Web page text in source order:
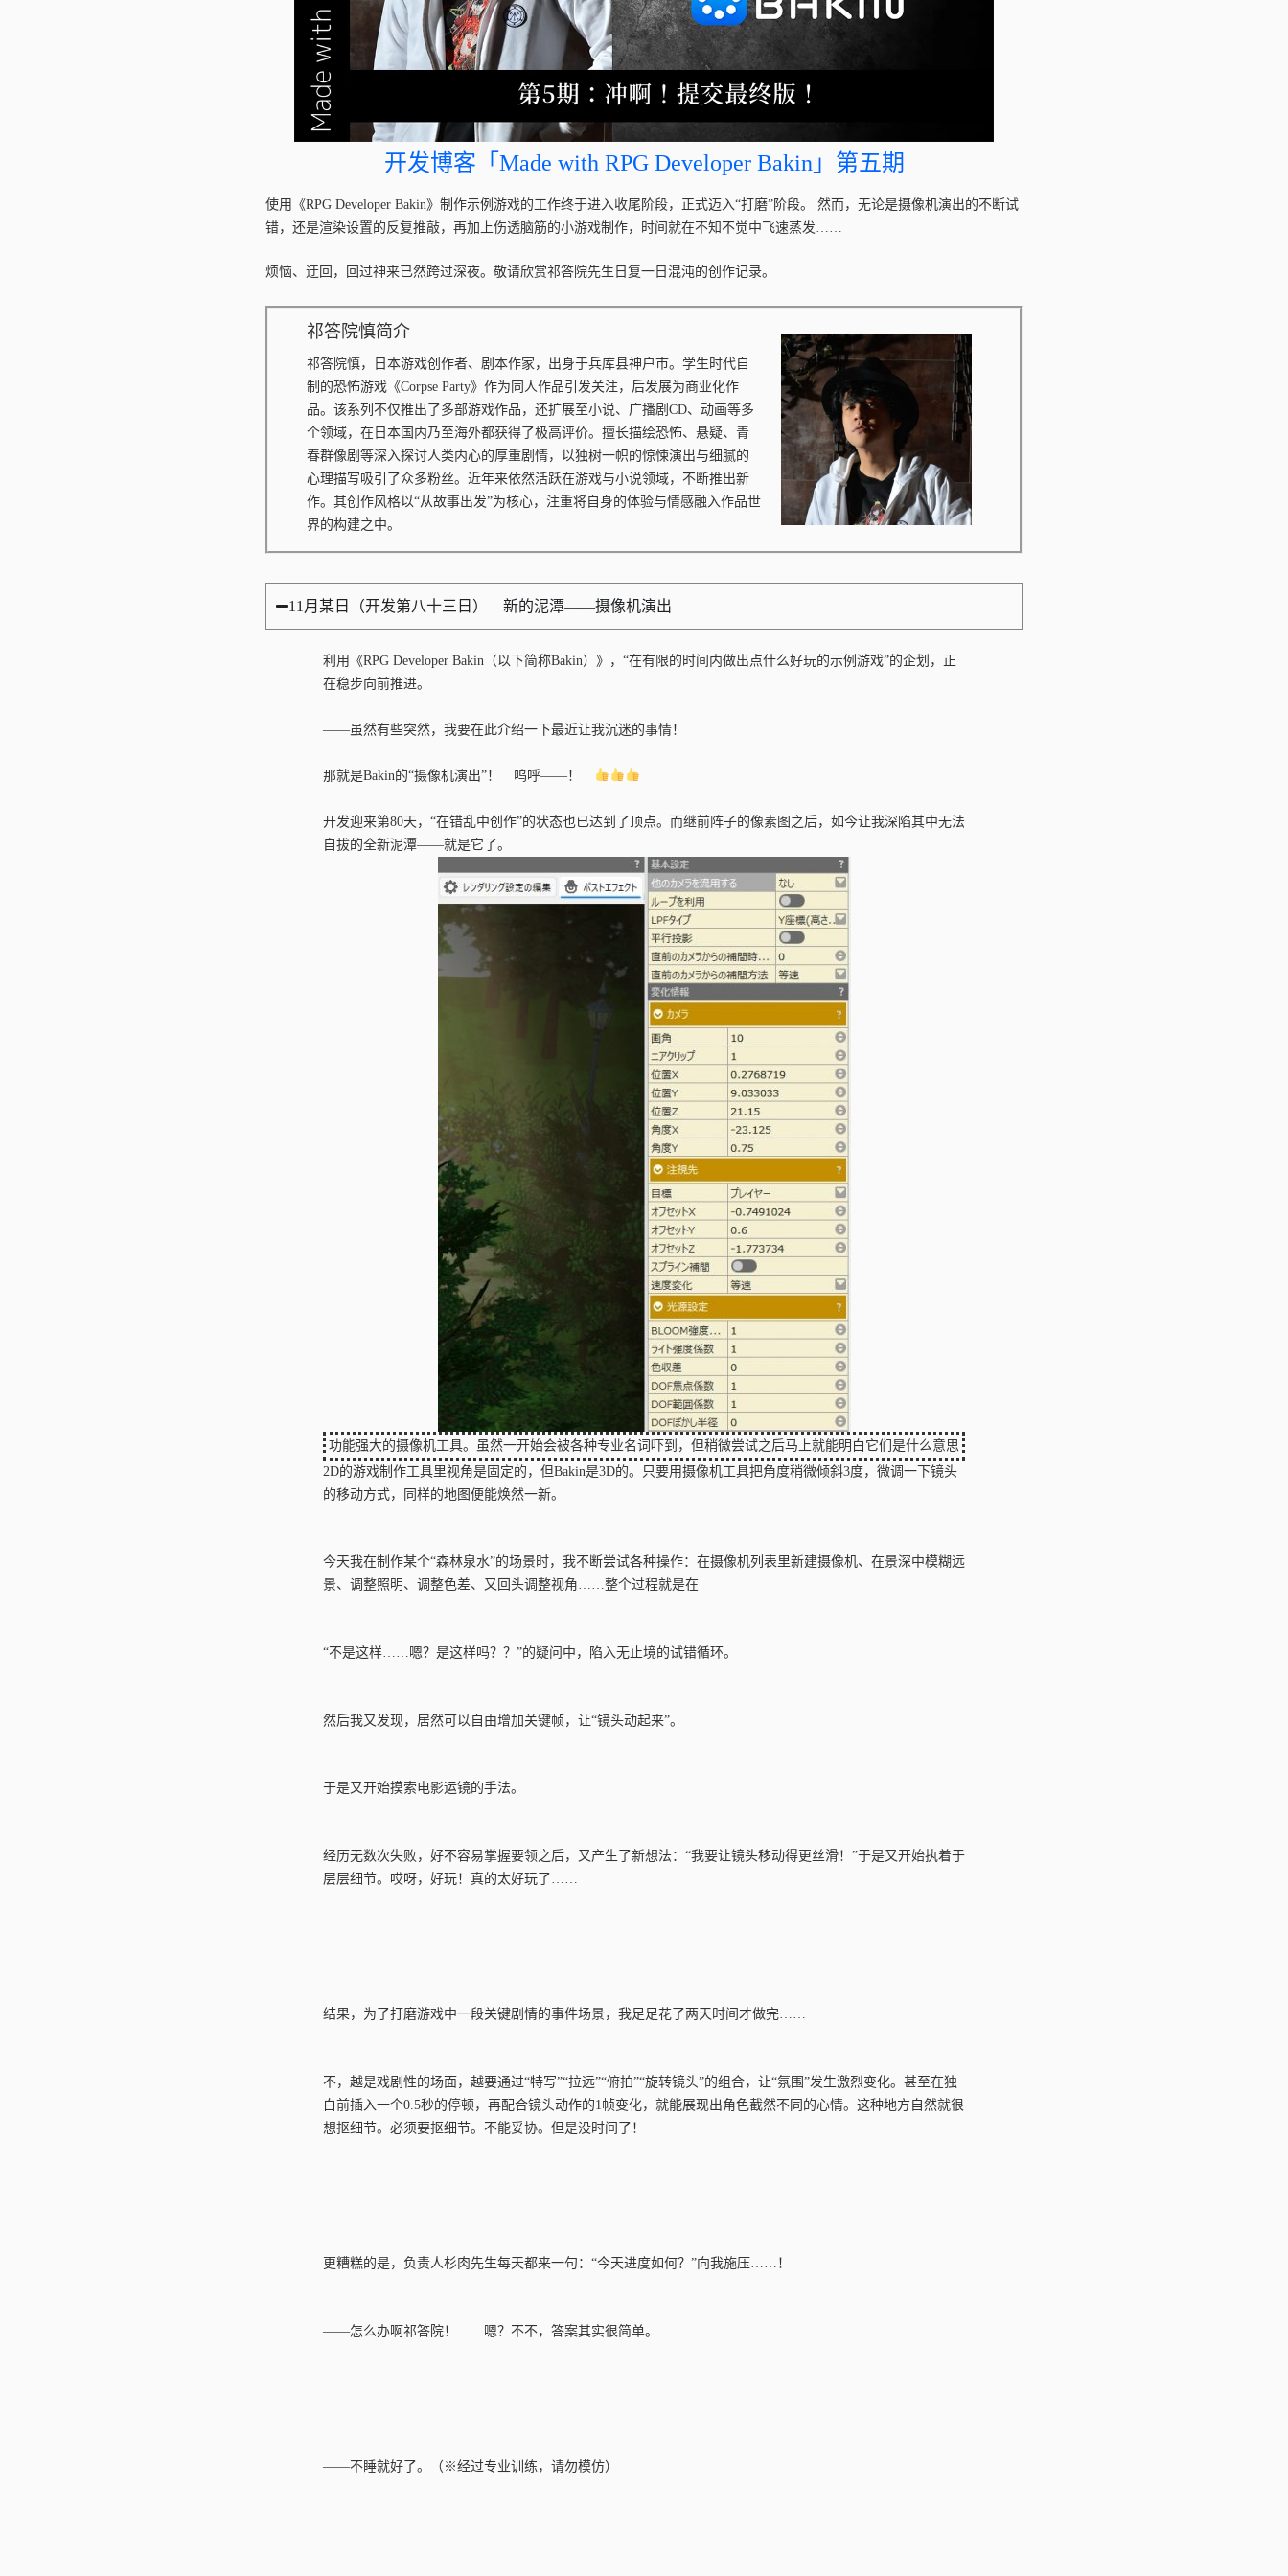
开发博客「Made with RPG Developer Bakin」第五期
使用《RPG Developer Bakin》制作示例游戏的工作终于进入收尾阶段，正式迈入“打磨”阶段。 然而，无论是摄像机演出的不断试
错，还是渲染设置的反复推敲，再加上伤透脑筋的小游戏制作，时间就在不知不觉中飞速蒸发……
烦恼、迂回，回过神来已然跨过深夜。敬请欣赏祁答院先生日复一日混沌的创作记录。
祁答院慎简介
祁答院慎，日本游戏创作者、剧本作家，出身于兵库县神户市。学生时代自
制的恐怖游戏《Corpse Party》作为同人作品引发关注，后发展为商业化作
品。该系列不仅推出了多部游戏作品，还扩展至小说、广播剧CD、动画等多
个领域，在日本国内乃至海外都获得了极高评价。擅长描绘恐怖、悬疑、青
春群像剧等深入探讨人类内心的厚重剧情，以独树一帜的惊悚演出与细腻的
心理描写吸引了众多粉丝。近年来依然活跃在游戏与小说领域，不断推出新
作。其创作风格以“从故事出发”为核心，注重将自身的体验与情感融入作品世
界的构建之中。
11月某日（开发第八十三日） 新的泥潭——摄像机演出
利用《RPG Developer Bakin（以下简称Bakin）》，“在有限的时间内做出点什么好玩的示例游戏”的企划，正
在稳步向前推进。
——虽然有些突然，我要在此介绍一下最近让我沉迷的事情！
那就是Bakin的“摄像机演出”！ 呜呼——！
开发迎来第80天，“在错乱中创作”的状态也已达到了顶点。而继前阵子的像素图之后，如今让我深陷其中无法
自拔的全新泥潭——就是它了。
功能强大的摄像机工具。虽然一开始会被各种专业名词吓到，但稍微尝试之后马上就能明白它们是什么意思
2D的游戏制作工具里视角是固定的，但Bakin是3D的。只要用摄像机工具把角度稍微倾斜3度，微调一下镜头
的移动方式，同样的地图便能焕然一新。
今天我在制作某个“森林泉水”的场景时，我不断尝试各种操作：在摄像机列表里新建摄像机、在景深中模糊远
景、调整照明、调整色差、又回头调整视角……整个过程就是在
“不是这样……嗯？是这样吗？？”的疑问中，陷入无止境的试错循环。
然后我又发现，居然可以自由增加关键帧，让“镜头动起来”。
于是又开始摸索电影运镜的手法。
经历无数次失败，好不容易掌握要领之后，又产生了新想法：“我要让镜头移动得更丝滑！”于是又开始执着于
层层细节。哎呀，好玩！真的太好玩了……
结果，为了打磨游戏中一段关键剧情的事件场景，我足足花了两天时间才做完……
不，越是戏剧性的场面，越要通过“特写”“拉远”“俯拍”“旋转镜头”的组合，让“氛围”发生激烈变化。甚至在独
白前插入一个0.5秒的停顿，再配合镜头动作的1帧变化，就能展现出角色截然不同的心情。这种地方自然就很
想抠细节。必须要抠细节。不能妥协。但是没时间了！
更糟糕的是，负责人杉肉先生每天都来一句：“今天进度如何？”向我施压……！
——怎么办啊祁答院！……嗯？不不，答案其实很简单。
——不睡就好了。（※经过专业训练，请勿模仿）